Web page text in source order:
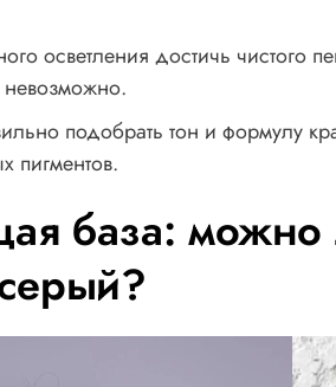
осветления достичь чистого
невозможно.
подобрать тон и формулу
пигментов.
база: можно